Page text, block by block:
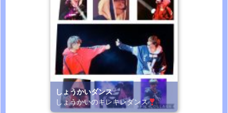
しょうかいダンス
しょうかいのキレキレダンス